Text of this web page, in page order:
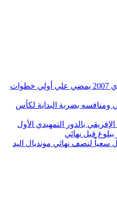
نجم شباب الاتحاد السكندري 2007 يمضي علي أولي خطوات
ومنافسه بضربة البداية لكأس
بالدور التمهيدي الأول
قبل نهائي
لنصف نهائي مونديال اليد